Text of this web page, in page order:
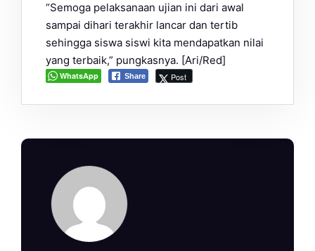
“Semoga pelaksanaan ujian ini dari awal
sampai dihari terakhir lancar dan tertib
sehingga siswa siswi kita mendapatkan nilai
yang terbaik,” pungkasnya. [Ari/Red]
WhatsApp Share Post